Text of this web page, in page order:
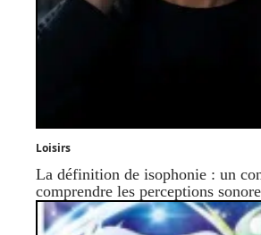
Loisirs
La définition de isophonie : un
comprendre les perceptions